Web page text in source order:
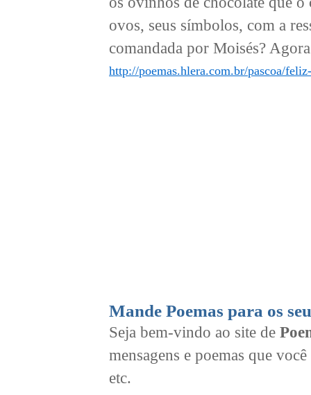
ovos, seus símbolos, com a
comandada por Moisés?
http://poemas.hlera.com.br/pascoa/
Mande Poemas para os
Seja bem-vindo ao site de
mensagens e poemas que
etc.